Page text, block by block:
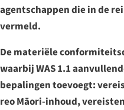
agentschappen die in de
vermeld.
De materiële
waarbij WAS 1.1
bepalingen toevoegt:
reo Māori-inhoud,